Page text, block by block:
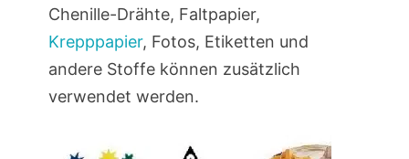
Chenille-Drähte, Faltpapier,
Krepppapier, Fotos, Etiketten und
andere Stoffe können zusätzlich
verwendet werden.